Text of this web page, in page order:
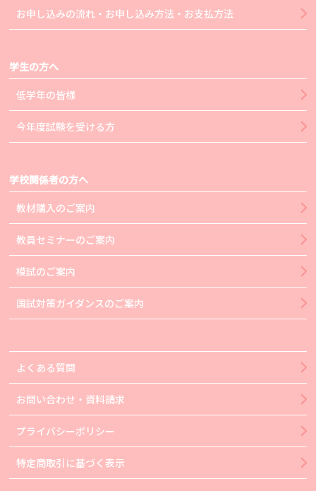
お申し込みの流れ・お申し込み方法・お支払方法
学生の方へ
低学年の皆様
今年度試験を受ける方
学校関係者の方へ
教材購入のご案内
教員セミナーのご案内
模試のご案内
国試対策ガイダンスのご案内
よくある質問
お問い合わせ・資料請求
プライバシーポリシー
特定商取引に基づく表示